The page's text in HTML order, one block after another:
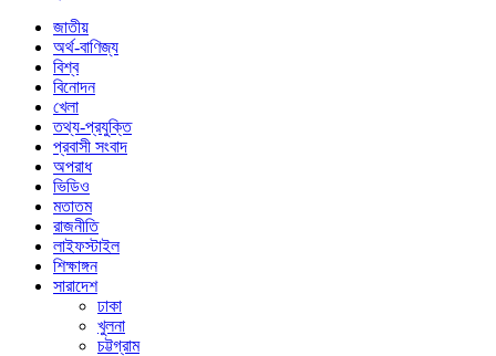
জাতীয়
অর্থ-বাণিজ্য
বিশ্ব
বিনোদন
খেলা
তথ্য-প্রযুক্তি
প্রবাসী সংবাদ
অপরাধ
ভিডিও
মতাতম
রাজনীতি
লাইফস্টাইল
শিক্ষাঙ্গন
সারাদেশ
ঢাকা
খুলনা
চট্টগ্রাম